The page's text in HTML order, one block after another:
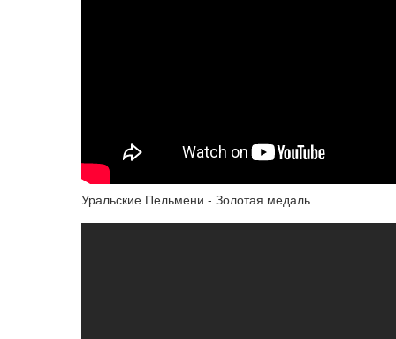
Уральские Пельмени - Золотая медаль